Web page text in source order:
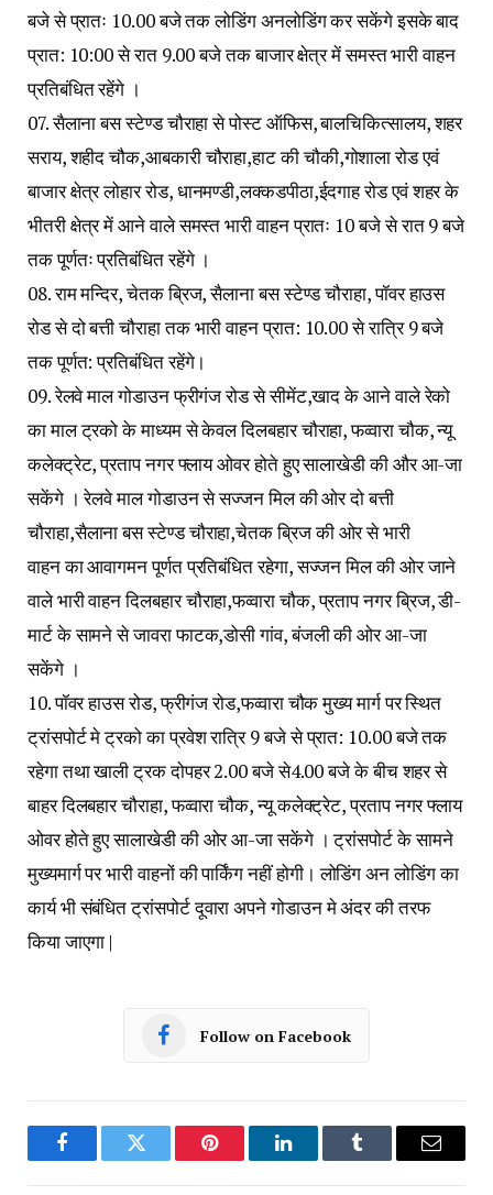
बजे से प्रातः 10.00 बजे तक लोडिंग अनलोडिंग कर सकेंगे इसके बाद
प्रात: 10:00 से रात 9.00 बजे तक बाजार क्षेत्र में समस्त भारी वाहन
प्रतिबंधित रहेंगे ।
07. सैलाना बस स्टेण्ड चौराहा से पोस्ट ऑफिस, बालचिकित्सालय, शहर
सराय, शहीद चौक,आबकारी चौराहा,हाट की चौकी,गोशाला रोड एवं
बाजार क्षेत्र लोहार रोड, धानमण्डी,लक्कडपीठा,ईदगाह रोड एवं शहर के
भीतरी क्षेत्र में आने वाले समस्त भारी वाहन प्रातः 10 बजे से रात 9 बजे
तक पूर्णतः प्रतिबंधित रहेंगे ।
08. राम मन्दिर, चेतक ब्रिज, सैलाना बस स्टेण्ड चौराहा, पॉवर हाउस
रोड से दो बत्ती चौराहा तक भारी वाहन प्रात: 10.00 से रात्रि 9 बजे
तक पूर्णत: प्रतिबंधित रहेंगे।
09. रेलवे माल गोडाउन फ्रीगंज रोड से सीमेंट,खाद के आने वाले रेको
का माल ट्रको के माध्यम से केवल दिलबहार चौराहा, फव्वारा चौक, न्यू
कलेक्ट्रेट, प्रताप नगर फ्लाय ओवर होते हुए सालाखेडी की और आ-जा
सकेंगे । रेलवे माल गोडाउन से सज्जन मिल की ओर दो बत्ती
चौराहा,सैलाना बस स्टेण्ड चौराहा,चेतक ब्रिज की ओर से भारी
वाहन का आवागमन पूर्णत प्रतिबंधित रहेगा, सज्जन मिल की ओर जाने
वाले भारी वाहन दिलबहार चौराहा,फव्वारा चौक, प्रताप नगर ब्रिज, डी-
मार्ट के सामने से जावरा फाटक,डोसी गांव, बंजली की ओर आ-जा
सकेंगे ।
10. पॉवर हाउस रोड, फ्रीगंज रोड,फव्वारा चौक मुख्य मार्ग पर स्थित
ट्रांसपोर्ट मे ट्रको का प्रवेश रात्रि 9 बजे से प्रात: 10.00 बजे तक
रहेगा तथा खाली ट्रक दोपहर 2.00 बजे से4.00 बजे के बीच शहर से
बाहर दिलबहार चौराहा, फव्वारा चौक, न्यू कलेक्ट्रेट, प्रताप नगर फ्लाय
ओवर होते हुए सालाखेडी की ओर आ-जा सकेंगे । ट्रांसपोर्ट के सामने
मुख्यमार्ग पर भारी वाहनों की पार्किंग नहीं होगी। लोडिंग अन लोडिंग का
कार्य भी संबंधित ट्रांसपोर्ट दूवारा अपने गोडाउन मे अंदर की तरफ
किया जाएगा |
Follow on Facebook
FacebookTwitter Pinterest LinkedInTumblr Email